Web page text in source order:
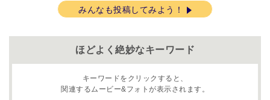
みんなも投稿してみよう！
ほどよく絶妙なキーワード
キーワードをクリックすると、
関連するムービー&フォトが表示されます。